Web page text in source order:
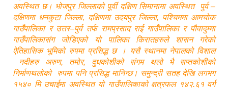
अवस्थित छ। भोजपुर जिल्लाको पूर्वी दक्षिण सिमानामा अवस्थित पुर्व –
दक्षिणमा धनकुटा जिल्ला, दक्षिणमा उदयपुर जिल्ला, पश्चिममा आमचोक
गाउँपालिका र उत्तर–पुर्व तर्फ रामप्रसाद राई गाउँपालिका र पौवादुम्मा
गाउँपालिकासंग जोडिएको यो पालिका किरातहरुले शासन गरेको
ऐतिहासिक भूमिको रुपमा प्रसिद्ध छ । यसै स्थानमा नेपालको विशाल
नदीहरु अरुण, तमोर, दुधकोशीको संगम थलो भै सप्तकोशीको
निर्माणथलोको रुपमा पनि प्रसिद्ध मानिन्छ। समुन्द्री सतह देखि लगभग
१५४० मि उचाईमा अवस्थित यो गाउँपालिकाको क्षत्रफल १४२.६१ वर्ग